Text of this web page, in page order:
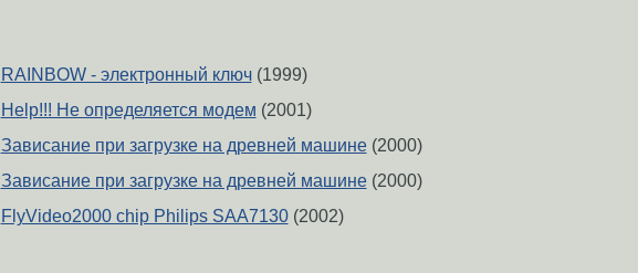
RAINBOW - электронный ключ(1999)
Help!!! Не определяется модем (2001)
Зависание при загрузке на древней машине(2000)
Зависание при загрузке на древней машине(2000)
FlyVideo2000 chip Philips SAA7130(2002)